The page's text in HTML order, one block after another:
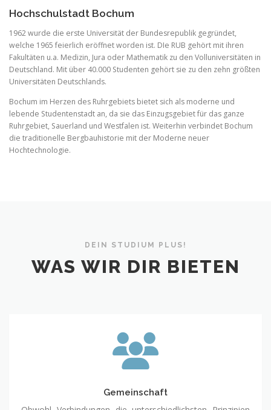
Hochschulstadt Bochum
1962 wurde die erste Universität der Bundesrepublik gegründet,
welche 1965 feierlich eröffnet worden ist. DIe RUB gehört mit ihren
Fakultäten u.a. Medizin, Jura oder Mathematik zu den Volluniversitäten in
Deutschland. Mit über 40.000 Studenten gehört sie zu den zehn größten
Universitäten Deutschlands.
Bochum im Herzen des Ruhrgebiets bietet sich als moderne und
lebende Studentenstadt an, da sie das Einzugsgebiet für das ganze
Ruhrgebiet, Sauerland und Westfalen ist. Weiterhin verbindet Bochum
die traditionelle Bergbauhistorie mit der Moderne neuer
Hochtechnologie.
DEIN STUDIUM PLUS!
WAS WIR DIR BIETEN
Gemeinschaft